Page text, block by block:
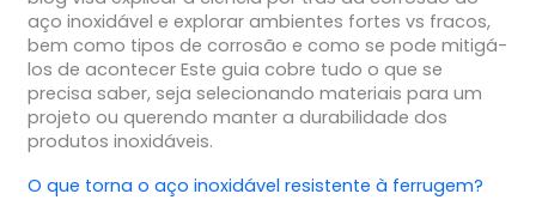
aço inoxidável e explorar ambientes fortes vs fracos,
bem como tipos de corrosão e como se pode mitigá-
los de acontecer Este guia cobre tudo o que se
precisa saber, seja selecionando materiais para um
projeto ou querendo manter a durabilidade dos
produtos inoxidáveis.
O que torna o aço inoxidável resistente à ferrugem?